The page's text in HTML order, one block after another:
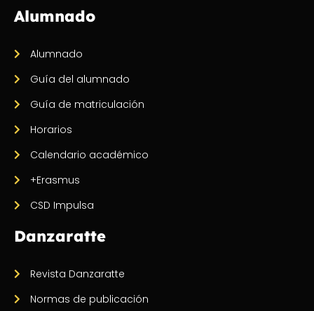
Alumnado
Alumnado
Guía del alumnado
Guía de matriculación
Horarios
Calendario académico
+Erasmus
CSD Impulsa
Danzaratte
Revista Danzaratte
Normas de publicación